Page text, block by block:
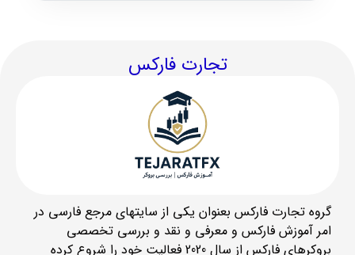
تجارت فارکس
گروه تجارت فارکس بعنوان یکی از سایتهای مرجع فارسی در
امر آموزش فارکس و معرفی و نقد و بررسی تخصصی
بروکرهای فارکس از سال 2020 فعالیت خود را شروع کرده